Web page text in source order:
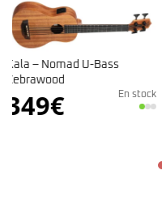
Flight Mini Jazz Bass
JB LPB Bass
399